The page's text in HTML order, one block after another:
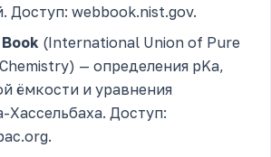
Доступ: webbook.nist.gov.
Book (International Union of Pure
— определения pKa,
ёмкости и уравнения
Хассельбаха. Доступ: